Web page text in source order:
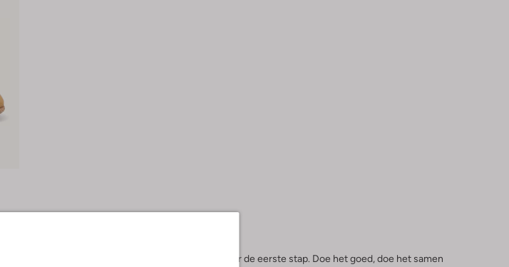
en steun. Zodat je onbelemmerd toegroeit naar de eerste stap. Doe het goed, doe het samen